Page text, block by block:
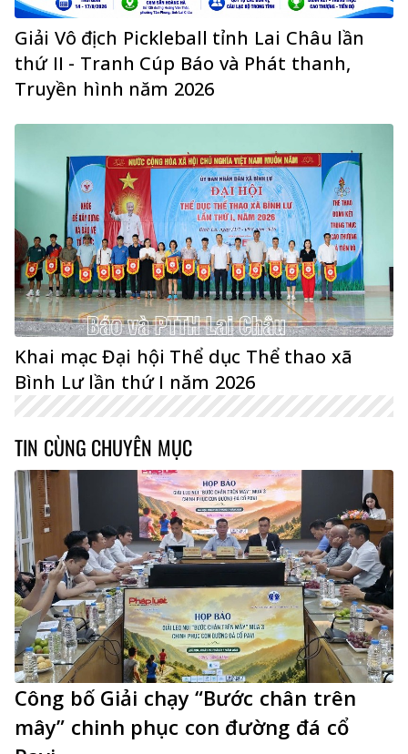
Giải Vô địch Pickleball tỉnh Lai Châu lần
thứ II - Tranh Cúp Báo và Phát thanh,
Truyền hình năm 2026
Khai mạc Đại hội Thể dục Thể thao xã
Bình Lư lần thứ I năm 2026
TIN CÙNG CHUYÊN MỤC
Công bố Giải chạy “Bước chân trên
mây” chinh phục con đường đá cổ